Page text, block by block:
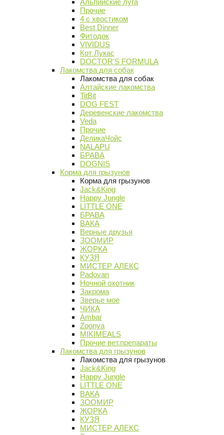
Альпийские луга
Прочие
4 с хвостиком
Best Dinner
Фитодок
VIVIDUS
Кот Лукас
DOCTOR'S FORMULA
Лакомства для собак
Лакомства для собак
Алтайские лакомства
TitBit
DOG FEST
Деревенские лакомства
Veda
Прочие
ДеликаЧойс
NALAPU
БРАВА
DOGNIS
Корма для грызунов
Корма для грызунов
Jack&King
Happy Jungle
LITTLE ONE
БРАВА
ВАКА
Верные друзья
ЗООМИР
ЖОРКА
КУЗЯ
МИСТЕР АЛЕКС
Padovan
Ночной охотник
Закрома
Зверье мое
ЧИКА
Ambar
Zoonya
MIKIMEALS
Прочие вет.препараты
Лакомства для грызунов
Лакомства для грызунов
Jack&King
Happy Jungle
LITTLE ONE
ВАКА
ЗООМИР
ЖОРКА
КУЗЯ
МИСТЕР АЛЕКС